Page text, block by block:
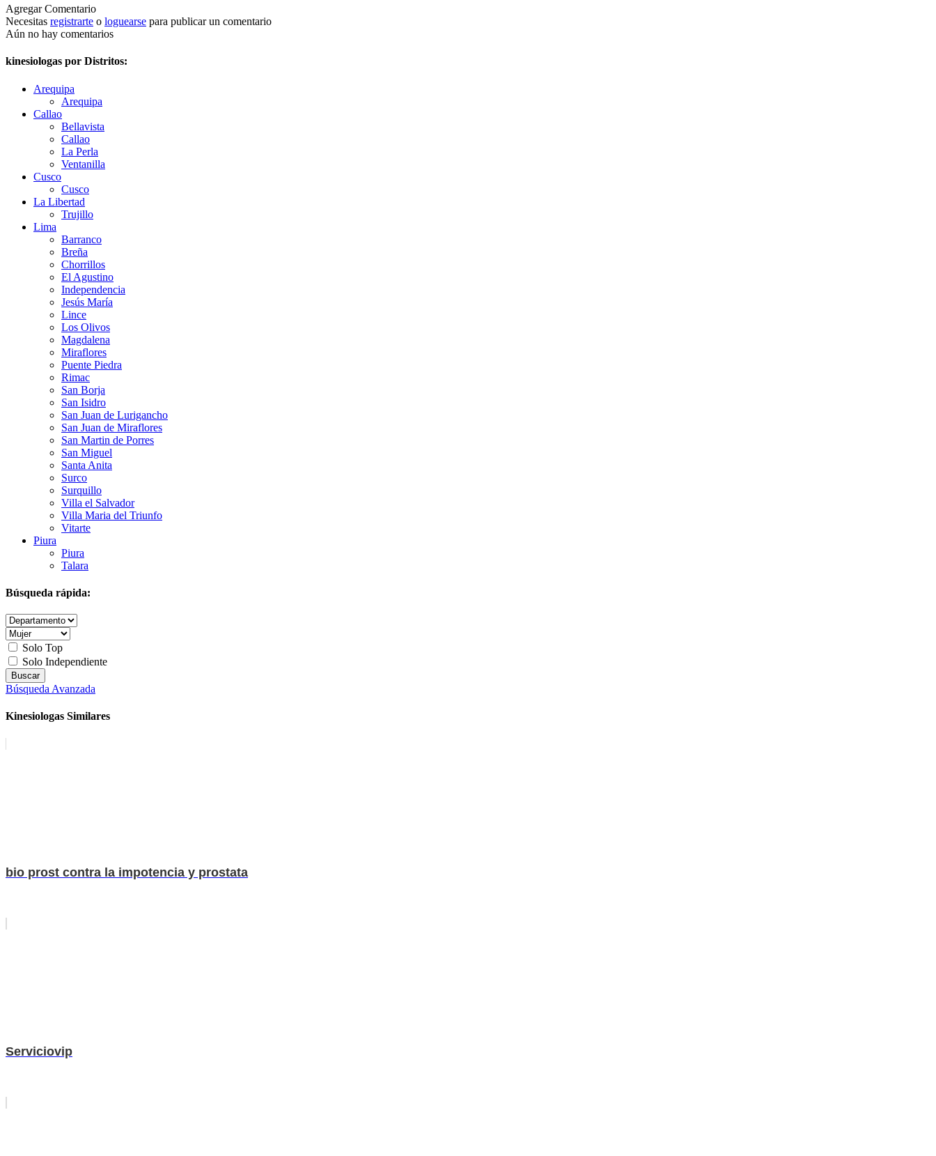
Agregar Comentario
Necesitas registrarte o loguearse para publicar un comentario
Aún no hay comentarios
kinesiologas por Distritos:
Arequipa
Arequipa
Callao
Bellavista
Callao
La Perla
Ventanilla
Cusco
Cusco
La Libertad
Trujillo
Lima
Barranco
Breña
Chorrillos
El Agustino
Independencia
Jesús María
Lince
Los Olivos
Magdalena
Miraflores
Puente Piedra
Rimac
San Borja
San Isidro
San Juan de Lurigancho
San Juan de Miraflores
San Martin de Porres
San Miguel
Santa Anita
Surco
Surquillo
Villa el Salvador
Villa Maria del Triunfo
Vitarte
Piura
Piura
Talara
Búsqueda rápida:
Solo Top
Solo Independiente
Búsqueda Avanzada
Kinesiologas Similares
bio prost contra la impotencia y prostata
Serviciovip